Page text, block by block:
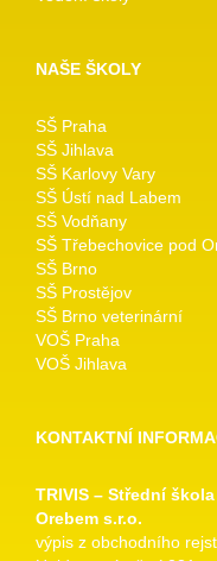
NAŠE ŠKOLY
SŠ Praha
SŠ Jihlava
SŠ Karlovy Vary
SŠ Ústí nad Labem
SŠ Vodňany
SŠ Třebechovice pod
SŠ Brno
SŠ Prostějov
SŠ Brno veterinární
VOŠ Praha
VOŠ Jihlava
KONTAKTNÍ
TRIVIS – Střední
Orebem s.r.o.
výpis z obchodního